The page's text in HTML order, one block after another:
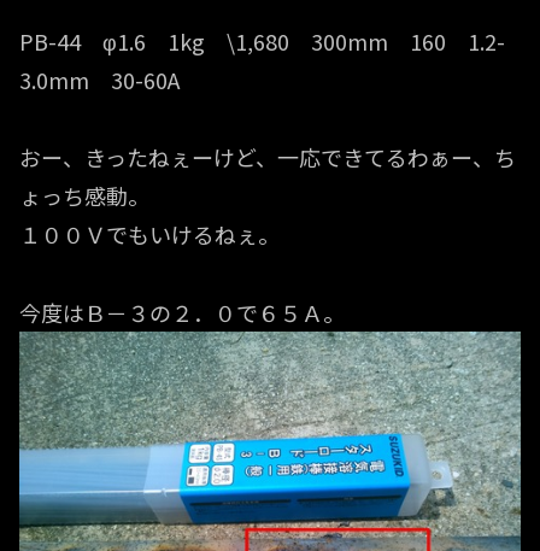
PB-44 φ1.6 1kg \1,680 300mm 160 1.2-
3.0mm 30-60A
おー、きったねぇーけど、一応できてるわぁー、ち
ょっち感動。
１００Ｖでもいけるねぇ。
今度はＢ－３の２．０で６５Ａ。